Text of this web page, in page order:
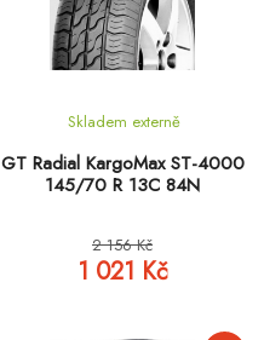
GT Radial KargoMax ST-4000
145/70 R 13C 84N
Skladem externě
2 156 Kč
1 021 Kč